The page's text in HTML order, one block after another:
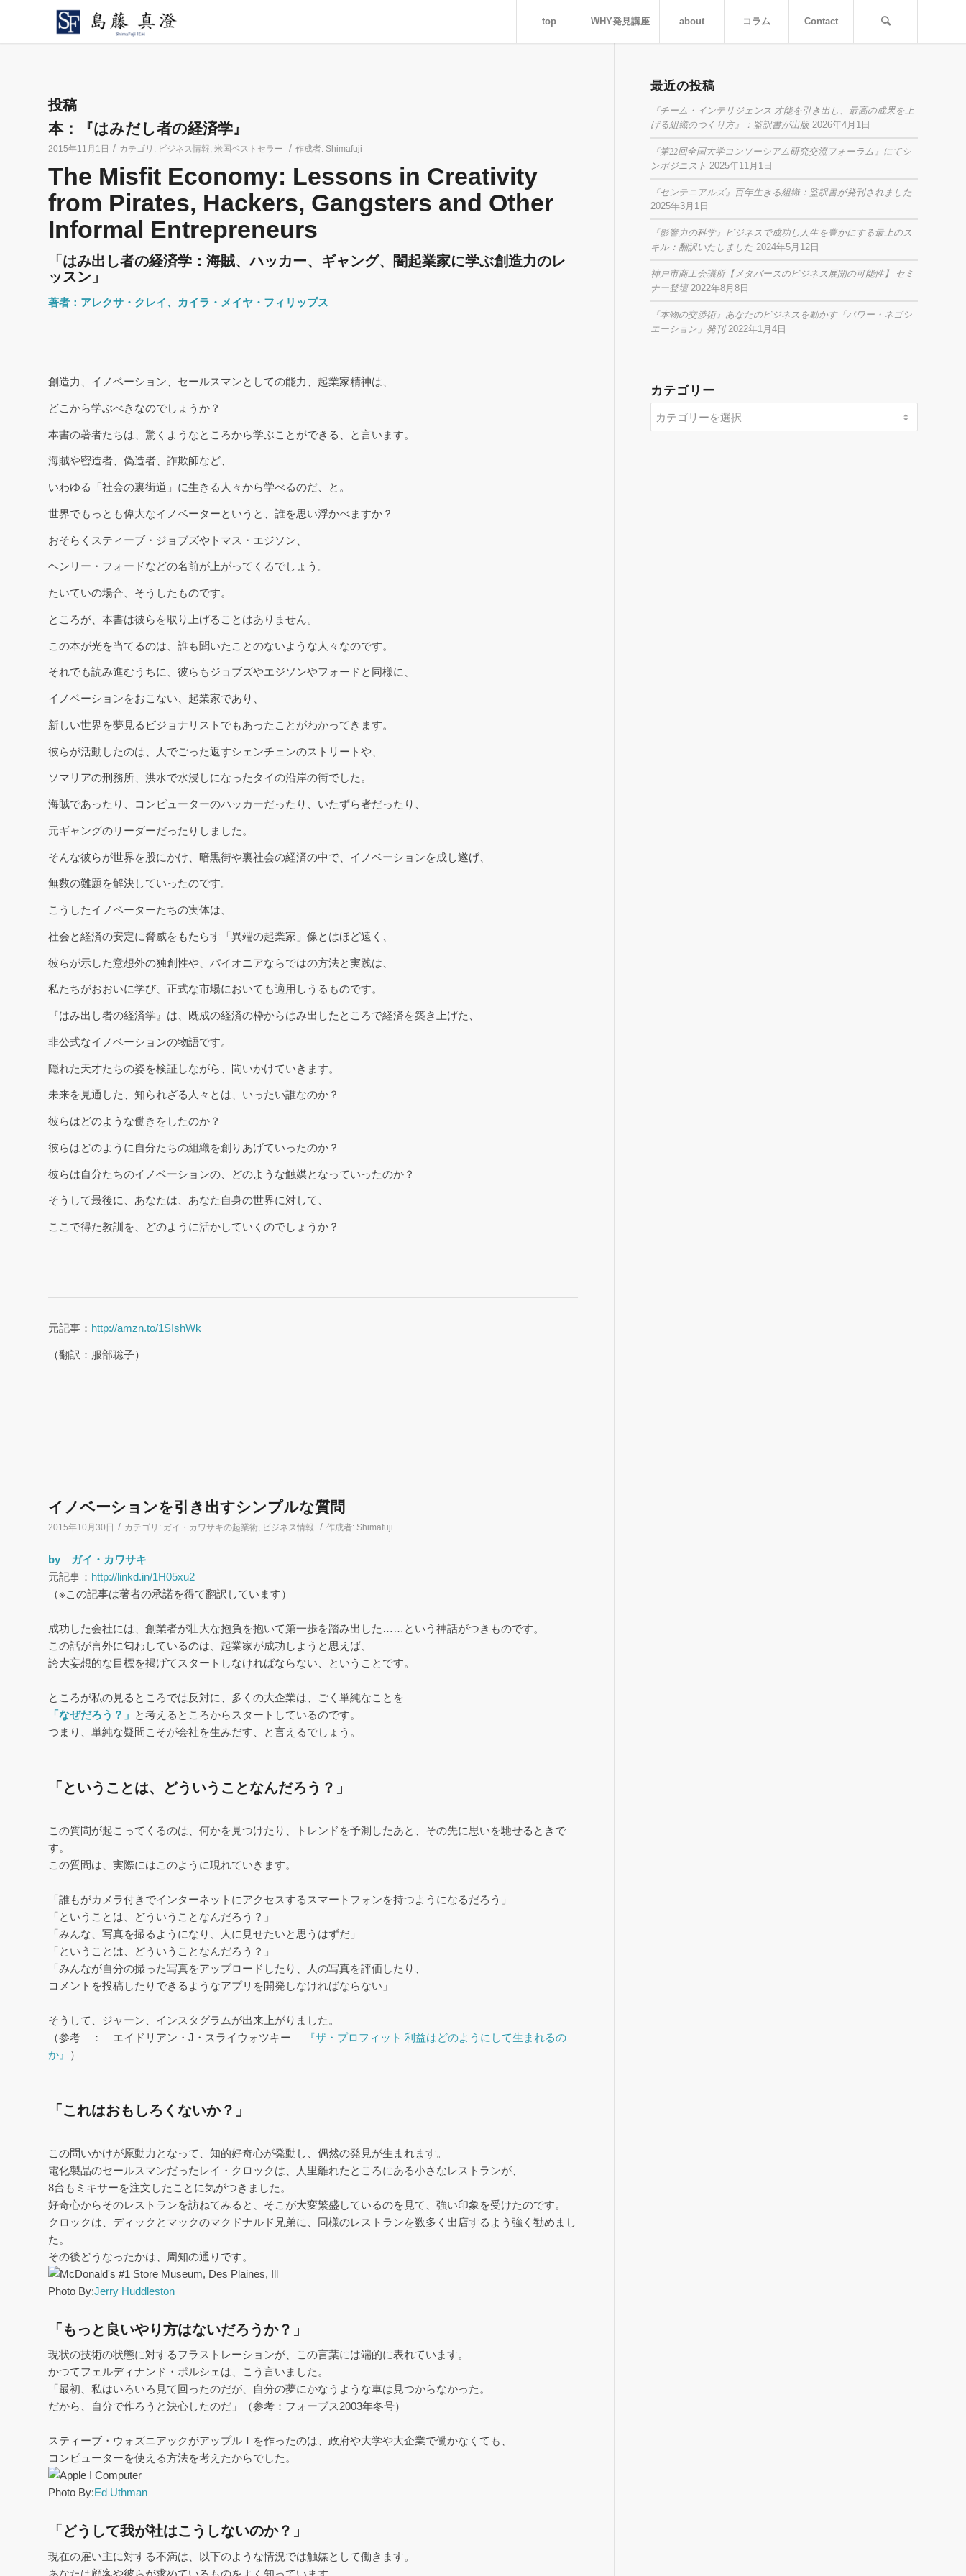
top WHY発見講座 about コラム Contact
投稿
本：『はみだし者の経済学』
2015年11月1日 / カテゴリ: ビジネス情報, 米国ベストセラー / 作成者: Shimafuji
The Misfit Economy: Lessons in Creativity
from Pirates, Hackers, Gangsters and Other
Informal Entrepreneurs
「はみ出し者の経済学：海賊、ハッカー、ギャング、闇起業家に学ぶ創造力のレ
ッスン」
著者：アレクサ・クレイ、カイラ・メイヤ・フィリップス
創造力、イノベーション、セールスマンとしての能力、起業家精神は、
どこから学ぶべきなのでしょうか？
本書の著者たちは、驚くようなところから学ぶことができる、と言います。
海賊や密造者、偽造者、詐欺師など、
いわゆる「社会の裏街道」に生きる人々から学べるのだ、と。
世界でもっとも偉大なイノベーターというと、誰を思い浮かべますか？
おそらくスティーブ・ジョブズやトマス・エジソン、
ヘンリー・フォードなどの名前が上がってくるでしょう。
たいていの場合、そうしたものです。
ところが、本書は彼らを取り上げることはありません。
この本が光を当てるのは、誰も聞いたことのないような人々なのです。
それでも読み進むうちに、彼らもジョブズやエジソンやフォードと同様に、
イノベーションをおこない、起業家であり、
新しい世界を夢見るビジョナリストでもあったことがわかってきます。
彼らが活動したのは、人でごった返すシェンチェンのストリートや、
ソマリアの刑務所、洪水で水浸しになったタイの沿岸の街でした。
海賊であったり、コンピューターのハッカーだったり、いたずら者だったり、
元ギャングのリーダーだったりしました。
そんな彼らが世界を股にかけ、暗黒街や裏社会の経済の中で、イノベーションを成し遂げ、
無数の難題を解決していったのです。
こうしたイノベーターたちの実体は、
社会と経済の安定に脅威をもたらす「異端の起業家」像とはほど遠く、
彼らが示した意想外の独創性や、パイオニアならではの方法と実践は、
私たちがおおいに学び、正式な市場においても適用しうるものです。
『はみ出し者の経済学』は、既成の経済の枠からはみ出したところで経済を築き上げた、
非公式なイノベーションの物語です。
隠れた天才たちの姿を検証しながら、問いかけていきます。
未来を見通した、知られざる人々とは、いったい誰なのか？
彼らはどのような働きをしたのか？
彼らはどのように自分たちの組織を創りあげていったのか？
彼らは自分たちのイノベーションの、どのような触媒となっていったのか？
そうして最後に、あなたは、あなた自身の世界に対して、
ここで得た教訓を、どのように活かしていくのでしょうか？
元記事： http://amzn.to/1SIshWk
（翻訳：服部聡子）
イノベーションを引き出すシンプルな質問
2015年10月30日 / カテゴリ: ガイ・カワサキの起業術, ビジネス情報 / 作成者: Shimafuji
by ガイ・カワサキ
元記事： http://linkd.in/1H05xu2
（※この記事は著者の承諾を得て翻訳しています）
成功した会社には、創業者が壮大な抱負を抱いて第一歩を踏み出した……という神話がつきものです。
この話が言外に匂わしているのは、起業家が成功しようと思えば、
誇大妄想的な目標を掲げてスタートしなければならない、ということです。
ところが私の見るところでは反対に、多くの大企業は、ごく単純なことを
「なぜだろう？」 と考えるところからスタートしているのです。
つまり、単純な疑問こそが会社を生みだす、と言えるでしょう。
「ということは、どういうことなんだろう？」
この質問が起こってくるのは、何かを見つけたり、トレンドを予測したあと、その先に思いを馳せるときで
す。
この質問は、実際にはこのように現れていきます。
「誰もがカメラ付きでインターネットにアクセスするスマートフォンを持つようになるだろう」
「ということは、どういうことなんだろう？」
「みんな、写真を撮るようになり、人に見せたいと思うはずだ」
「ということは、どういうことなんだろう？」
「みんなが自分の撮った写真をアップロードしたり、人の写真を評価したり、
コメントを投稿したりできるようなアプリを開発しなければならない」
そうして、ジャーン、インスタグラムが出来上がりました。
（参考 ： エイドリアン・J・スライウォツキー
『ザ・プロフィット 利益はどのようにして生まれるの
か』
）
「これはおもしろくないか？」
この問いかけが原動力となって、知的好奇心が発動し、偶然の発見が生まれます。
電化製品のセールスマンだったレイ・クロックは、人里離れたところにある小さなレストランが、
8台もミキサーを注文したことに気がつきました。
好奇心からそのレストランを訪ねてみると、そこが大変繁盛しているのを見て、強い印象を受けたのです。
クロックは、ディックとマックのマクドナルド兄弟に、同様のレストランを数多く出店するよう強く勧めまし
た。
その後どうなったかは、周知の通りです。
Photo By:Jerry Huddleston
「もっと良いやり方はないだろうか？」
現状の技術の状態に対するフラストレーションが、この言葉には端的に表れています。
かつてフェルディナンド・ポルシェは、こう言いました。
「最初、私はいろいろ見て回ったのだが、自分の夢にかなうような車は見つからなかった。
だから、自分で作ろうと決心したのだ」（参考：フォーブス2003年冬号）
スティーブ・ウォズニアックがアップルＩを作ったのは、政府や大学や大企業で働かなくても、
コンピューターを使える方法を考えたからでした。
Photo By:Ed Uthman
「どうして我が社はこうしないのか？」
現在の雇い主に対する不満は、以下のような情況では触媒として働きます。
あなたは顧客や彼らが求めているものをよく知っています。
最近の投稿
『チーム・インテリジェンス 才能を引き出し、最高の成果を上
げる組織のつくり方』：監訳書が出版 2026年4月1日
『第22回全国大学コンソーシアム研究交流フォーラム』にてシ
ンポジニスト 2025年11月1日
『センテニアルズ』百年生きる組織：監訳書が発刊されました
2025年3月1日
『影響力の科学』ビジネスで成功し人生を豊かにする最上のス
キル：翻訳いたしました 2024年5月12日
神戸市商工会議所【メタバースのビジネス展開の可能性】 セミ
ナー登壇 2022年8月8日
『本物の交渉術』あなたのビジネスを動かす「パワー・ネゴシ
エーション」発刊 2022年1月4日
カテゴリー